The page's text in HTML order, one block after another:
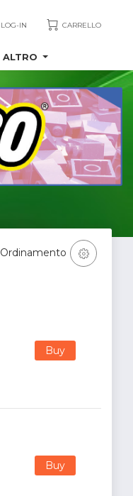
LOG-IN CARRELLO
ALTRO
Ordinamento
Buy
Buy